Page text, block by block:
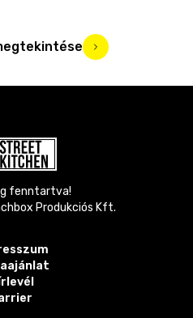
fenntartva!
Produkciós Kft.